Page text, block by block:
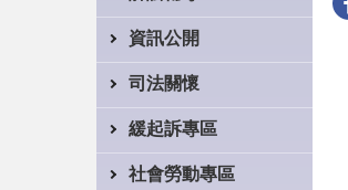
資訊公開
司法關懷
緩起訴專區
社會勞動專區